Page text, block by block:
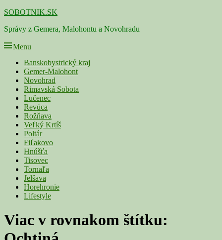
Skip
content
SOBOTNIK.SK
Správy z Gemera, Malohontu a Novohradu
Menu
Primárne
menu
Banskobystrický kraj
Gemer-Malohont
Novohrad
Rimavská Sobota
Lučenec
Revúca
Rožňava
Veľký Krtíš
Poltár
Fiľakovo
Hnúšťa
Tisovec
Tornaľa
Jelšava
Horehronie
Lifestyle
Viac v rovnakom štítku: